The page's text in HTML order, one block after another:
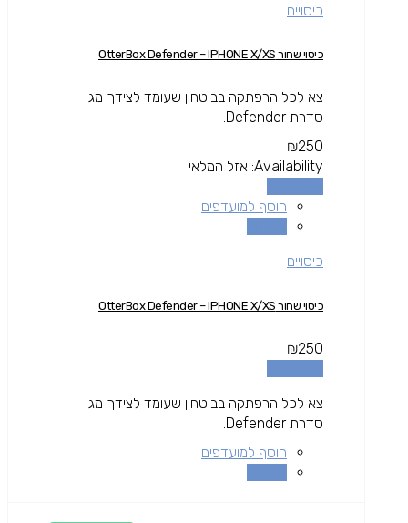
כיסויים
כיסוי שחור OtterBox Defender – IPHONE X/XS
צא לכל הרפתקה בביטחון שעומד לצידך מגן
סדרת Defender.
₪250
Availability: אזל המלאי
הוסף למועדפים
כיסויים
כיסוי שחור OtterBox Defender – IPHONE X/XS
₪250
צא לכל הרפתקה בביטחון שעומד לצידך מגן
סדרת Defender.
הוסף למועדפים